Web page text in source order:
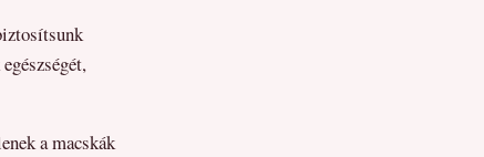
a macskák